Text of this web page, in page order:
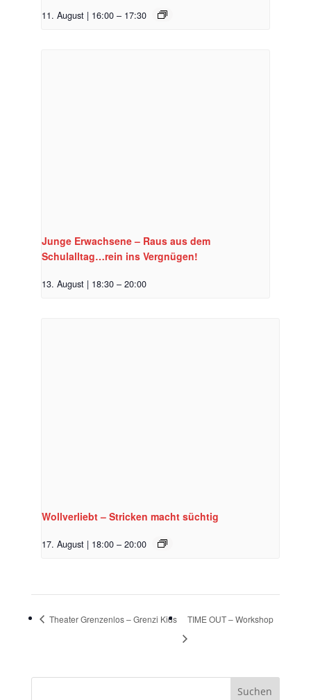
11. August | 16:00 – 17:30
Junge Erwachsene – Raus aus dem
Schulalltag…rein ins Vergnügen!
13. August | 18:30 – 20:00
Wollverliebt – Stricken macht süchtig
17. August | 18:00 – 20:00
Theater Grenzenlos – Grenzi Kids TIME OUT – Workshop